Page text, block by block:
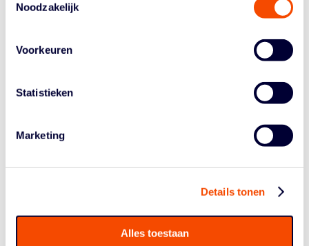
Noodzakelijk
Voorkeuren
Statistieken
Marketing
Details tonen
Alles toestaan
Nederland niet opgewassen tegen Rusland (in de
voor de Russinnen. In de strijd om het brons boog het
Nederlandse viertal onder leiding van bondscoach
De selectie van de Mannen U23, bestaande uit Jan
Pree haakte vlak voor vertrek af met een blessure),
bereikte na twee nederlagen en een verliespartij op
Oekraïne. Het als tweede geplaatste Nederland redde